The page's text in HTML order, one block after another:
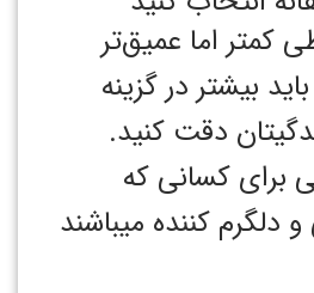
کمتر اما عمیق‌تر
بیشتر در گزینه
دقت کنید.
برای کسانی که
کننده میباشند